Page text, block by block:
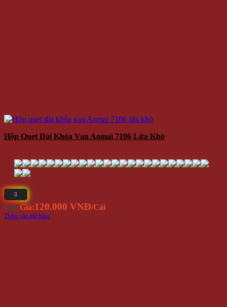
Hộp Quẹt Dài Khóa Van Aomai 7106 Lửa Khò
Giá Giá:120.000 VNĐ/Cái
Thêm vào giỏ hàng